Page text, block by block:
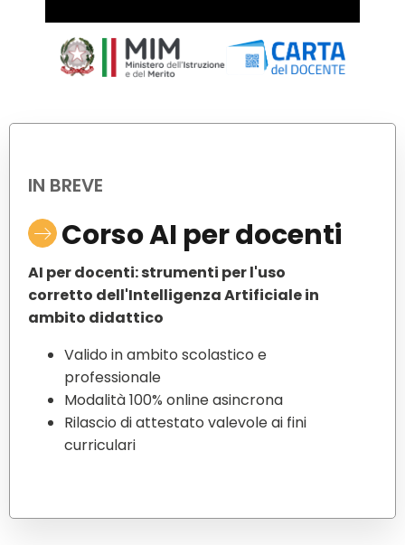
IN BREVE
Corso AI per docenti
AI per docenti: strumenti per l'uso
corretto dell'Intelligenza Artificiale in
ambito didattico
Valido in ambito scolastico e
professionale
Modalità 100% online asincrona
Rilascio di attestato valevole ai fini
curriculari